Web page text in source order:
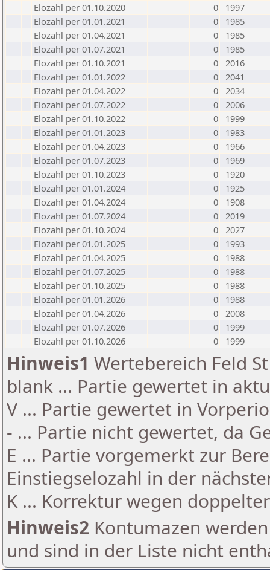
Elozahl per 01.10.2020
0
1997
Elozahl per 01.01.2021
0
1985
Elozahl per 01.04.2021
0
1985
Elozahl per 01.07.2021
0
1985
Elozahl per 01.10.2021
0 2016
Elozahl per 01.01.2022
0 2041
Elozahl per 01.04.2022
0 2034
Elozahl per 01.07.2022
0 2006
Elozahl per 01.10.2022
0
1999
Elozahl per 01.01.2023
0
1983
Elozahl per 01.04.2023
0
1966
Elozahl per 01.07.2023
0
1969
Elozahl per 01.10.2023
0
1920
Elozahl per 01.01.2024
0
1925
Elozahl per 01.04.2024
0
1908
Elozahl per 01.07.2024
0 2019
Elozahl per 01.10.2024
0 2027
Elozahl per 01.01.2025
0
1993
Elozahl per 01.04.2025
0
1988
Elozahl per 01.07.2025
0
1988
Elozahl per 01.10.2025
0
1988
Elozahl per 01.01.2026
0
1988
Elozahl per 01.04.2026
0 2008
Elozahl per 01.07.2026
0
1999
Elozahl per 01.10.2026
0 1999
Hinweis1 Wertebereich Feld
blank ... Partie gewertet in
V ... Partie gewertet in
- ... Partie nicht gewertet, da
E ... Partie vorgemerkt zur
Einstiegselozahl in der
K ... Korrektur wegen
Hinweis2 Kontumazen
und sind in der Liste nicht